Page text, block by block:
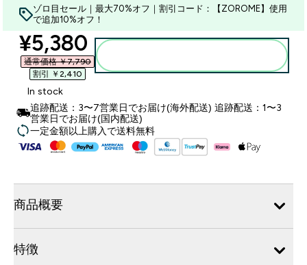
ゾロ目セール｜最大70%オフ｜割引コード：【ZOROME】使用
で追加10%オフ！
discounted price
¥5,380‎
通常価格 ￥7,790‎
割引 ￥2,410‎
In stock
追跡配送：3〜7営業日でお届け(海外配送) 追跡配送：1〜3
営業日でお届け(国内配送)
一定金額以上購入で送料無料
商品概要
特徴